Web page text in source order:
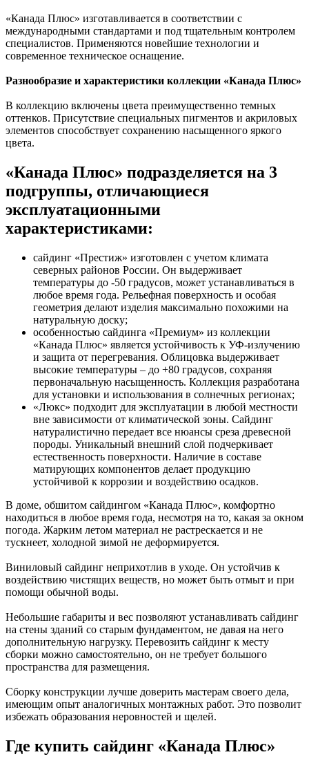
«Канада Плюс» изготавливается в соответствии с
международными стандартами и под тщательным контролем
специалистов. Применяются новейшие технологии и
современное техническое оснащение.
Разнообразие и характеристики коллекции «Канада Плюс»
В коллекцию включены цвета преимущественно темных
оттенков. Присутствие специальных пигментов и акриловых
элементов способствует сохранению насыщенного яркого
цвета.
«Канада Плюс» подразделяется на 3
подгруппы, отличающиеся
эксплуатационными
характеристиками:
сайдинг «Престиж» изготовлен с учетом климата
северных районов России. Он выдерживает
температуры до -50 градусов, может устанавливаться в
любое время года. Рельефная поверхность и особая
геометрия делают изделия максимально похожими на
натуральную доску;
особенностью сайдинга «Премиум» из коллекции
«Канада Плюс» является устойчивость к УФ-излучению
и защита от перегревания. Облицовка выдерживает
высокие температуры – до +80 градусов, сохраняя
первоначальную насыщенность. Коллекция разработана
для установки и использования в солнечных регионах;
«Люкс» подходит для эксплуатации в любой местности
вне зависимости от климатической зоны. Сайдинг
натуралистично передает все нюансы среза древесной
породы. Уникальный внешний слой подчеркивает
естественность поверхности. Наличие в составе
матирующих компонентов делает продукцию
устойчивой к коррозии и воздействию осадков.
В доме, обшитом сайдингом «Канада Плюс», комфортно
находиться в любое время года, несмотря на то, какая за окном
погода. Жарким летом материал не растрескается и не
тускнеет, холодной зимой не деформируется.
Виниловый сайдинг неприхотлив в уходе. Он устойчив к
воздействию чистящих веществ, но может быть отмыт и при
помощи обычной воды.
Небольшие габариты и вес позволяют устанавливать сайдинг
на стены зданий со старым фундаментом, не давая на него
дополнительную нагрузку. Перевозить сайдинг к месту
сборки можно самостоятельно, он не требует большого
пространства для размещения.
Сборку конструкции лучше доверить мастерам своего дела,
имеющим опыт аналогичных монтажных работ. Это позволит
избежать образования неровностей и щелей.
Где купить сайдинг «Канада Плюс»